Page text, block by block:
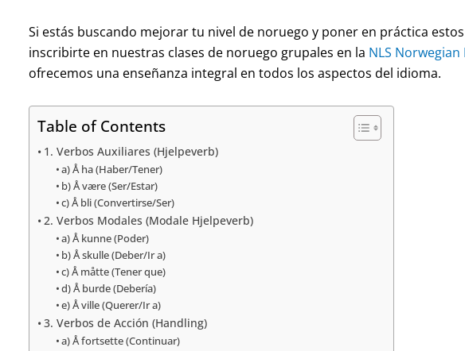
Si estás buscando mejorar tu nivel de noruego y poner en práctica
inscribirte en nuestras clases de noruego grupales en la NLS
ofrecemos una enseñanza integral en todos los aspectos del idioma.
Table of Contents
1. Verbos Auxiliares (Hjelpeverb)
a) Å ha (Haber/Tener)
b) Å være (Ser/Estar)
c) Å bli (Convertirse/Ser)
2. Verbos Modales (Modale Hjelpeverb)
a) Å kunne (Poder)
b) Å skulle (Deber/Ir a)
c) Å måtte (Tener que)
d) Å burde (Debería)
e) Å ville (Querer/Ir a)
3. Verbos de Acción (Handling)
a) Å fortsette (Continuar)